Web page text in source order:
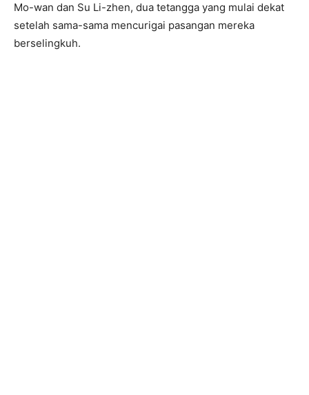
Mo-wan dan Su Li-zhen, dua tetangga yang mulai dekat
setelah sama-sama mencurigai pasangan mereka
berselingkuh.